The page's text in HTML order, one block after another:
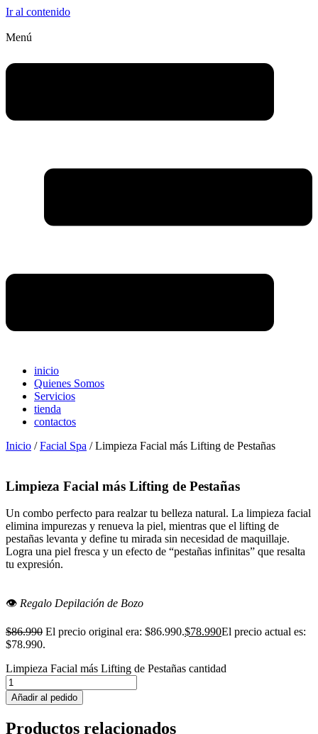
Ir al contenido
Menú
inicio
Quienes Somos
Servicios
tienda
contactos
Inicio /Facial Spa / Limpieza Facial más Lifting de Pestañas
Limpieza Facial más Lifting de Pestañas
Un combo perfecto para realzar tu belleza natural. La limpieza facial
elimina impurezas y renueva la piel, mientras que el lifting de
pestañas levanta y define tu mirada sin necesidad de maquillaje.
Logra una piel fresca y un efecto de “pestañas infinitas” que resalta
tu expresión.
👁️ Regalo Depilación de Bozo
$86.990 El precio original era: $86.990.$78.990El precio actual es:
$78.990.
Limpieza Facial más Lifting de Pestañas cantidad
Añadir al pedido
Productos relacionados